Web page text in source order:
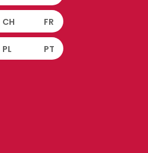
CH FR
PL PT